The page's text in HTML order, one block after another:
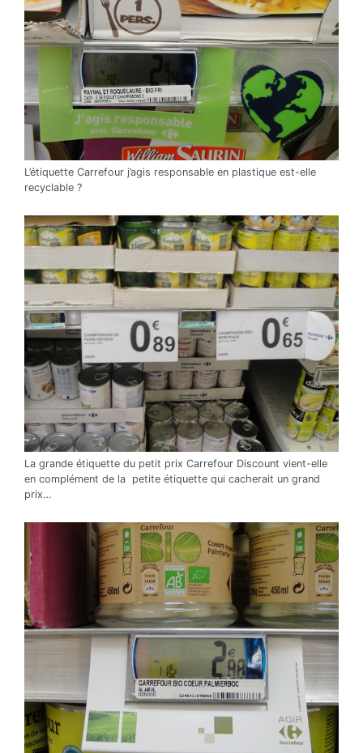
L’étiquette Carrefour j’agis responsable en plastique est-elle
recyclable ?
La grande étiquette du petit prix Carrefour Discount vient-elle
en complément de la petite étiquette qui cacherait un grand
prix…